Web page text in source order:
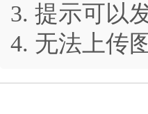
3. 提示可以
4. 无法上传